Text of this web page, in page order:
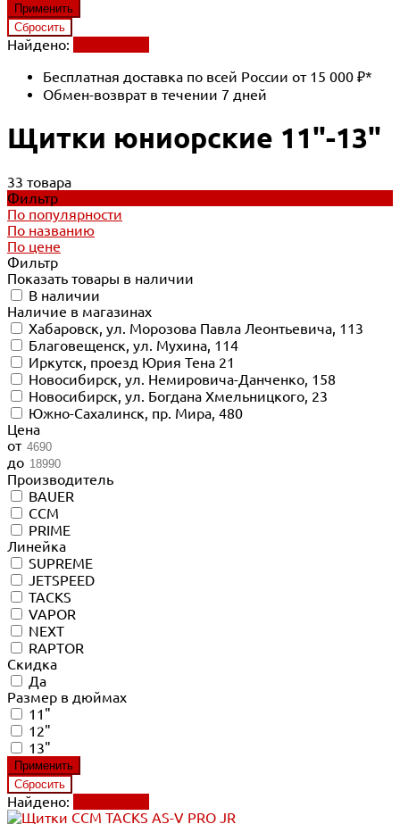
Найдено:
Бесплатная доставка по всей России от 15 000 ₽*
Обмен-возврат в течении 7 дней
Щитки юниорские 11"-13"
33 товара
Фильтр
По популярности
По названию
По цене
Фильтр
Показать товары в наличии
В наличии
Наличие в магазинах
Хабаровск, ул. Морозова Павла Леонтьевича, 113
Благовещенск, ул. Мухина, 114
Иркутск, проезд Юрия Тена 21
Новосибирск, ул. Немировича-Данченко, 158
Новосибирск, ул. Богдана Хмельницкого, 23
Южно-Сахалинск, пр. Мира, 480
Цена
от
до
Производитель
BAUER
CCM
PRIME
Линейка
SUPREME
JETSPEED
TACKS
VAPOR
NEXT
RAPTOR
Скидка
Да
Размер в дюймах
11"
12"
13"
Найдено: